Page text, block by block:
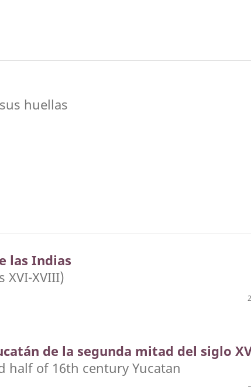
huellas
las Indias
XVIII)
de la segunda mitad del siglo
half of 16th century Yucatan